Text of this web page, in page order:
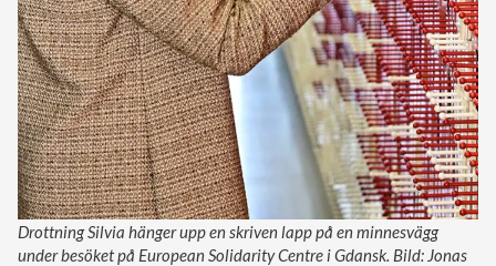
Drottning Silvia hänger upp en skriven lapp på en minnesvägg
under besöket på European Solidarity Centre i Gdansk. Bild: Jonas